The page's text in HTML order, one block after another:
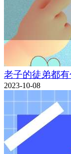
老子的徒弟都
2023-10-08